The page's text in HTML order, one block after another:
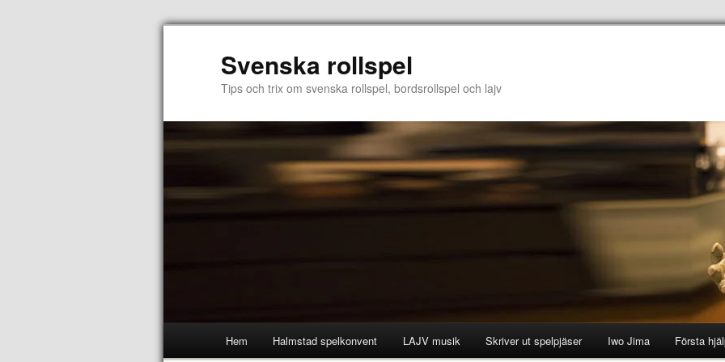
Svenska rollspel
Tips och trix om svenska rollspel, bordsrollspel och lajv
Hem Halmstad spelkonvent LAJV musik Skriver ut spelpjäser Iwo Jima Första